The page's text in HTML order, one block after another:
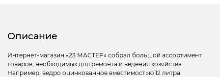
Описание
Интернет-магазин «23 МАСТЕР» собрал большой ассортимент
товаров, необходимых для ремонта и ведения хозяйства.
Например, ведро оцинкованное вместимостью 12 литра